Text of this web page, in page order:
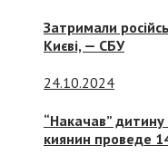
Затримали
Києві, — СБУ
24.10.2024
“Накачав”
киянин проведе